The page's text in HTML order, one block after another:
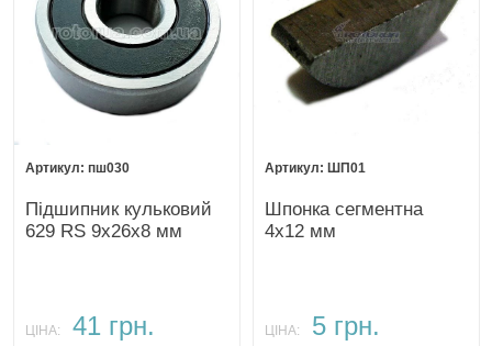
пш030
Підшипник кульковий
629 RS 9х26х8 мм
ЦІНА: 41 грн.
ШП01
Шпонка сегментна
4х12 мм
ЦІНА: 5 грн.